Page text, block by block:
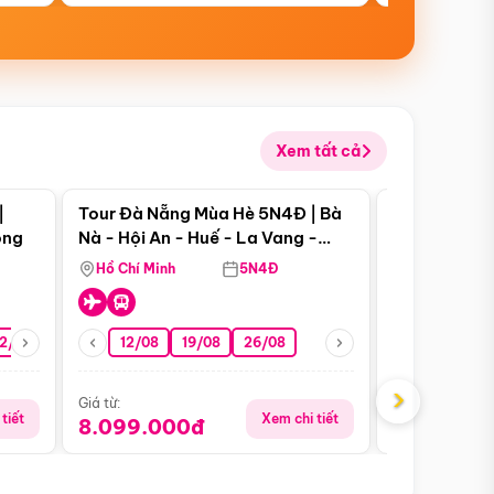
Xem tất cả
08 26/08 05/09 09/09 12/09
tiết
Điểm nổi bật
Tour Đà Nẵng Mùa Hè 5N4Đ | Bà
Nà - Hội An - Huế - La Vang -
Động Thiên Đường
Hồ Chí Minh 5N4Đ
12/08 19/08 26/08
Giá từ:
8.099.000đ Xem chi tiết
Giá từ:
›